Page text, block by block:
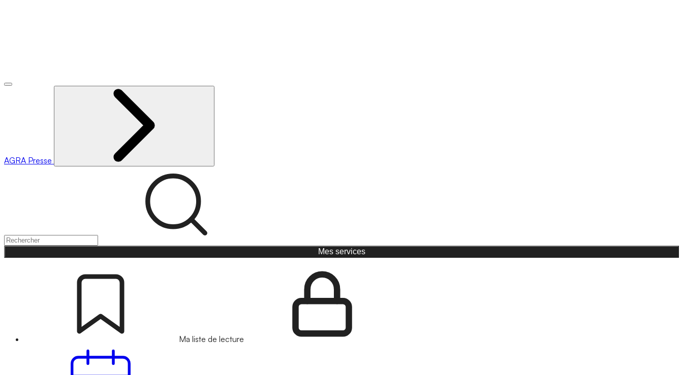
AGRA Presse
Mes services
Ma liste de lecture